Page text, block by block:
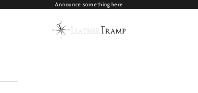
Announce something here
LEATHER TRAMP